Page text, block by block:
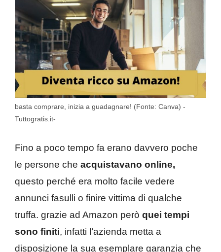
basta comprare, inizia a guadagnare! (Fonte: Canva) -
Tuttogratis.it-
Fino a poco tempo fa erano davvero poche
le persone che acquistavano online,
questo perché era molto facile vedere
annunci fasulli o finire vittima di qualche
truffa. grazie ad Amazon però quei tempi
sono finiti, infatti l’azienda metta a
disposizione la sua esemplare garanzia che